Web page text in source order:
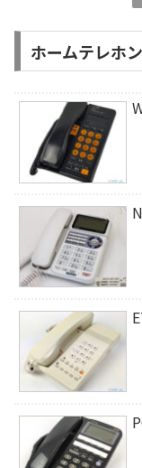
ホームテレホン